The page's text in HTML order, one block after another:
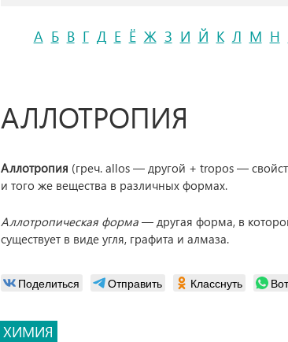
А Б В Г Д Е Ё Ж З И Й К Л М Н
АЛЛОТРОПИЯ
Аллотропия (греч. allos — другой + tropos —
и того же вещества в различных формах.
Аллотропическая форма— другая форма, в
существует в виде угля, графита и алмаза.
Поделиться Отправить Класснуть
ХИМИЯ